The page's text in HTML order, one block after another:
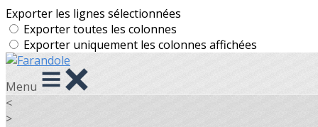
Exporter les lignes sélectionnées
Exporter toutes les colonnes
Exporter uniquement les colonnes affichées
Menu
<
>